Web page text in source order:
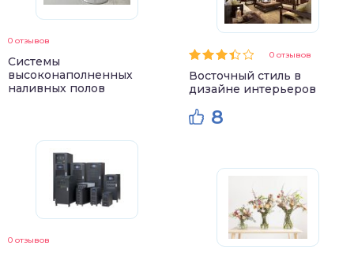
0 отзывов
Системы
высоконаполненных
наливных полов
0 отзывов
0 отзывов
Восточный стиль в
дизайне интерьеров
8